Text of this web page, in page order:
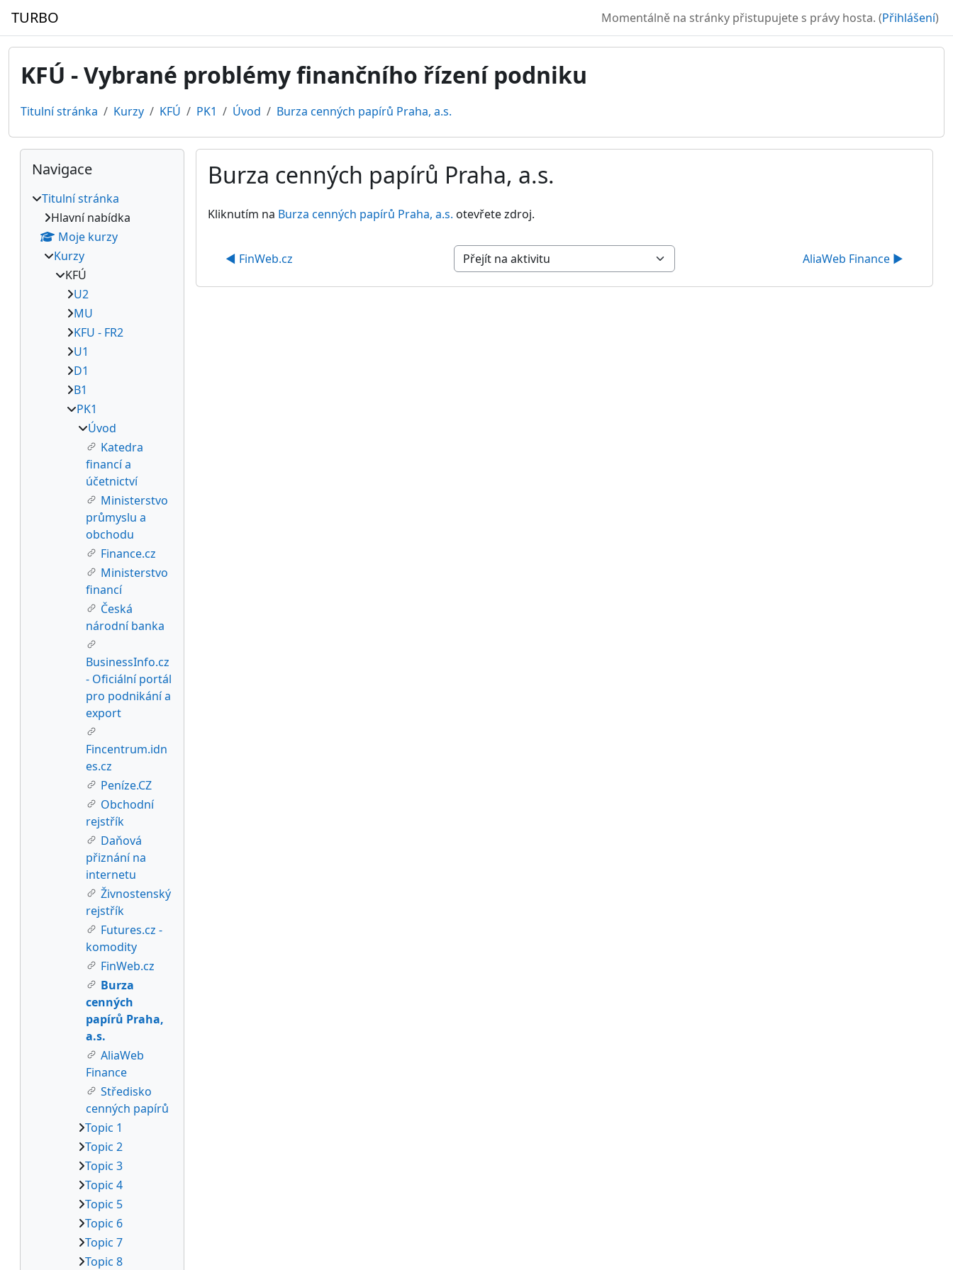
TURBO Momentálně na stránky přistupujete s právy hosta. (Přihlášení)
KFÚ - Vybrané problémy finančního řízení podniku
Titulní stránka Kurzy KFÚ PK1 Úvod Burza cenných papírů Praha, a.s.
Burza cenných papírů Praha, a.s.
Požadavky na absolvování
Kliknutím na Burza cenných papírů Praha, a.s. otevřete zdroj.
◀︎ FinWeb.cz Přejít na aktivitu AliaWeb Finance ▶︎
Bloky
Přeskočit: Navigace
Navigace
Titulní stránka
Hlavní nabídka
Moje kurzy
Kurzy
KFÚ
U2
MU
KFU - FR2
U1
D1
B1
PK1
Úvod
Katedra
financí a
účetnictví
Ministerstvo
průmyslu a
obchodu
Finance.cz
Ministerstvo
financí
Česká
národní banka
BusinessInfo.cz
- Oficiální portál
pro podnikání a
export
Fincentrum.idn
es.cz
Peníze.CZ
Obchodní
rejstřík
Daňová
přiznání na
internetu
Živnostenský
rejstřík
Futures.cz -
komodity
FinWeb.cz
Burza
cenných
papírů Praha,
a.s.
AliaWeb
Finance
Středisko
cenných papírů
Topic 1
Topic 2
Topic 3
Topic 4
Topic 5
Topic 6
Topic 7
Topic 8